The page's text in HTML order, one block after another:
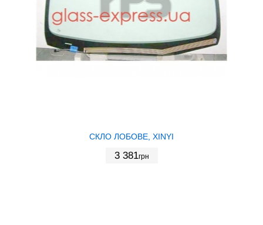
СКЛО ЛОБОВЕ, XINYI
3 381грн